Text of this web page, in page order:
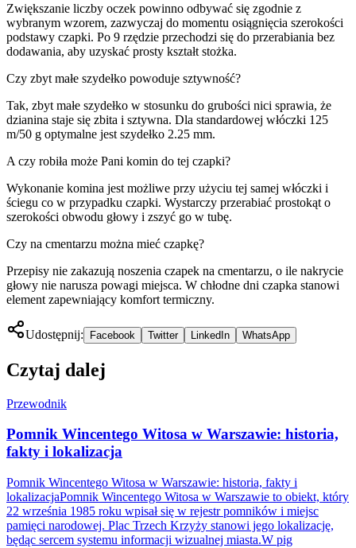
Zwiększanie liczby oczek powinno odbywać się zgodnie z
wybranym wzorem, zazwyczaj do momentu osiągnięcia szerokości
podstawy czapki. Po 9 rzędzie przechodzi się do przerabiania bez
dodawania, aby uzyskać prosty kształt stożka.
Czy zbyt małe szydełko powoduje sztywność?
Tak, zbyt małe szydełko w stosunku do grubości nici sprawia, że
dzianina staje się zbita i sztywna. Dla standardowej włóczki 125
m/50 g optymalne jest szydełko 2.25 mm.
A czy robiła może Pani komin do tej czapki?
Wykonanie komina jest możliwe przy użyciu tej samej włóczki i
ściegu co w przypadku czapki. Wystarczy przerabiać prostokąt o
szerokości obwodu głowy i zszyć go w tubę.
Czy na cmentarzu można mieć czapkę?
Przepisy nie zakazują noszenia czapek na cmentarzu, o ile nakrycie
głowy nie narusza powagi miejsca. W chłodne dni czapka stanowi
element zapewniający komfort termiczny.
Udostępnij: Facebook Twitter LinkedIn WhatsApp
Czytaj dalej
Przewodnik
Pomnik Wincentego Witosa w Warszawie: historia,
fakty i lokalizacja
Pomnik Wincentego Witosa w Warszawie: historia, fakty i
lokalizacjaPomnik Wincentego Witosa w Warszawie to obiekt, który
22 września 1985 roku wpisał się w rejestr pomników i miejsc
pamięci narodowej. Plac Trzech Krzyży stanowi jego lokalizację,
będąc sercem systemu informacji wizualnej miasta.W pig